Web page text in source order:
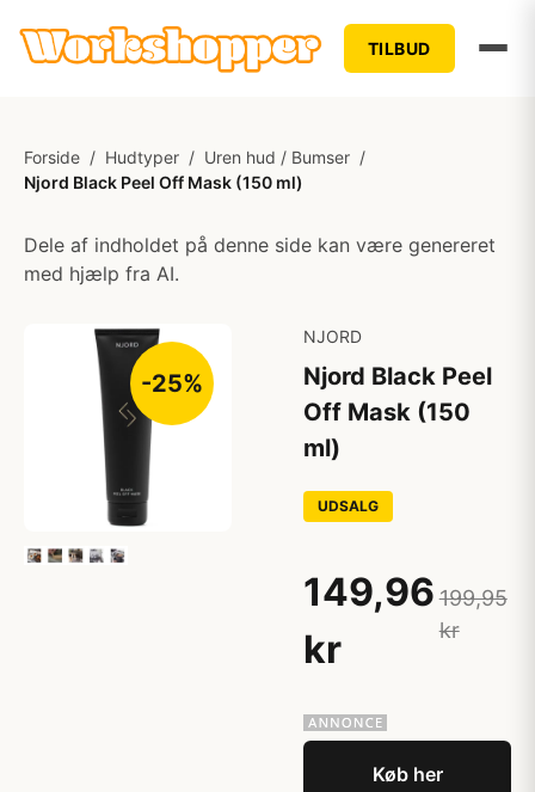
TILBUD
Forside / Hudtyper / Uren hud / Bumser /
Njord Black Peel Off Mask (150 ml)
Dele af indholdet på denne side kan være genereret
med hjælp fra AI.
-25%
NJORD
Njord Black Peel
Off Mask (150
ml)
UDSALG
149,96
kr
199,95
kr
Køb her